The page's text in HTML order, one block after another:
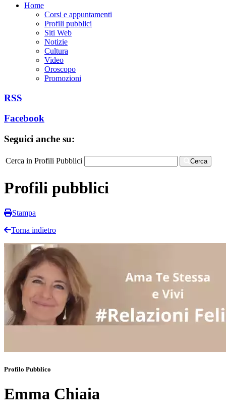
Home
Corsi e appuntamenti
Profili pubblici
Siti Web
Notizie
Cultura
Video
Oroscopo
Promozioni
RSS
Facebook
Seguici anche su:
Cerca in Profili Pubblici Cerca
Profili pubblici
Stampa
Torna indietro
Profilo Pubblico
Emma Chiaia